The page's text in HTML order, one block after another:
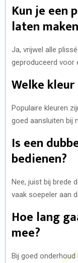
Kun je een
laten
Ja, vrijwel alle
geproduceerd voor
Welke
Populaire kleuren
goed aansluiten bij
Is een
bedienen?
Nee, juist bij brede
vaak soepeler aan
Hoe lang
mee?
Bij goed